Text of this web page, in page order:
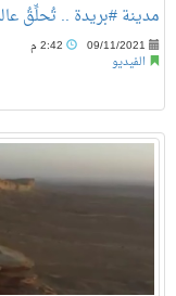
مدينة #بريدة .. تُحلِّقُ
09/11/2021
الفيديو